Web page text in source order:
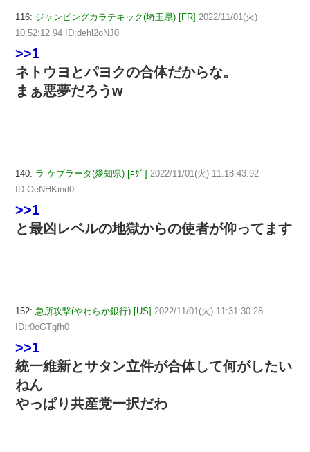
116: ジャンピングカラテキック(埼玉県) [FR] 2022/11/01(火)
10:52:12.94 ID:dehl2oNJ0
>>1
ネトウヨとパヨクの合体だからな。
まぁ悪夢だろうw
140: ラ ケブラーダ(愛知県) [ﾆﾀﾞ] 2022/11/01(火) 11:18:43.92
ID:OeNHKind0
>>1
と最凶レベルの地獄からの使者が仰ってます
152: 急所攻撃(やわらか銀行) [US] 2022/11/01(火) 11:31:30.28
ID:r0oGTgfh0
>>1
統一維新とサタン立件が合体して何がしたい
ねん
やっぱり共産党一択だわ